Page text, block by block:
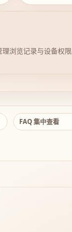
浏览记录与设备权限
FAQ 集中查看